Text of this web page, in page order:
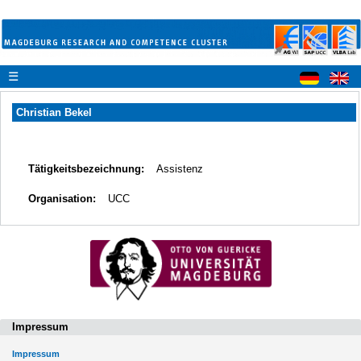
☰
Christian Bekel
Tätigkeitsbezeichnung: Assistenz
Organisation: UCC
Impressum
Impressum